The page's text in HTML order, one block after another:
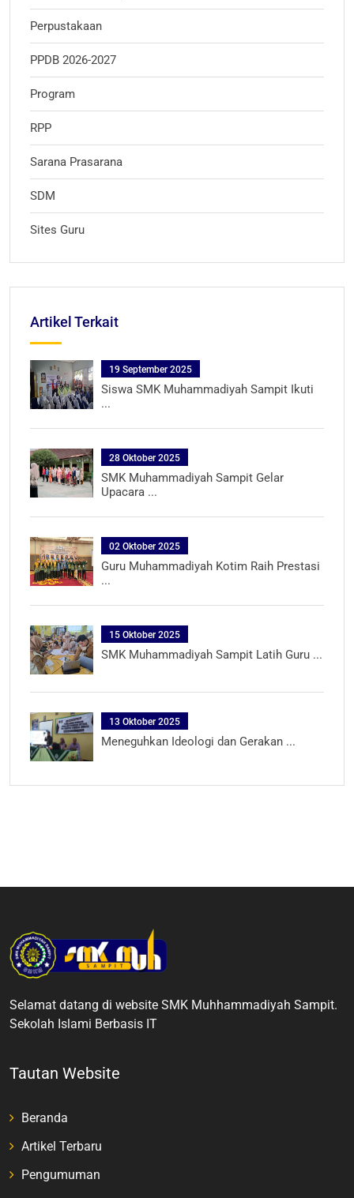
Perpustakaan
PPDB 2026-2027
Program
RPP
Sarana Prasarana
SDM
Sites Guru
Artikel Terkait
19 September 2025
Siswa SMK Muhammadiyah Sampit Ikuti
...
28 Oktober 2025
SMK Muhammadiyah Sampit Gelar
Upacara ...
02 Oktober 2025
Guru Muhammadiyah Kotim Raih Prestasi
...
15 Oktober 2025
SMK Muhammadiyah Sampit Latih Guru ...
13 Oktober 2025
Meneguhkan Ideologi dan Gerakan ...
Selamat datang di website SMK Muhhammadiyah Sampit.
Sekolah Islami Berbasis IT
Tautan Website
Beranda
Artikel Terbaru
Pengumuman